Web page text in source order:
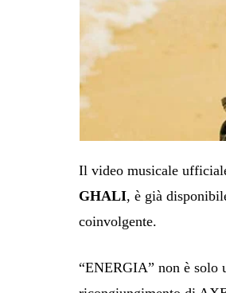
Il video musicale
GHALI, è già
coinvolgente.
“ENERGIA” non è solo